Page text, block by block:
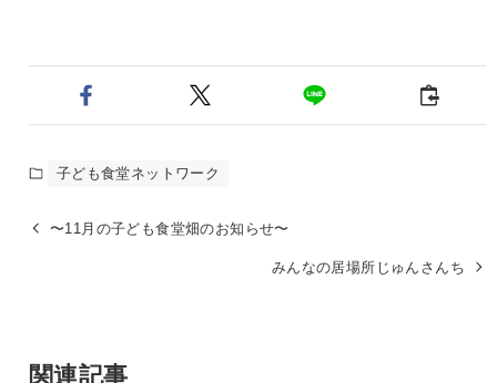
子ども食堂ネットワーク
〜11月の子ども食堂畑のお知らせ〜
みんなの居場所じゅんさんち
関連記事